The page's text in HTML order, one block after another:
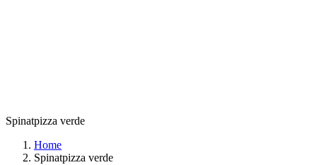
Spinatpizza verde
Home
Spinatpizza verde